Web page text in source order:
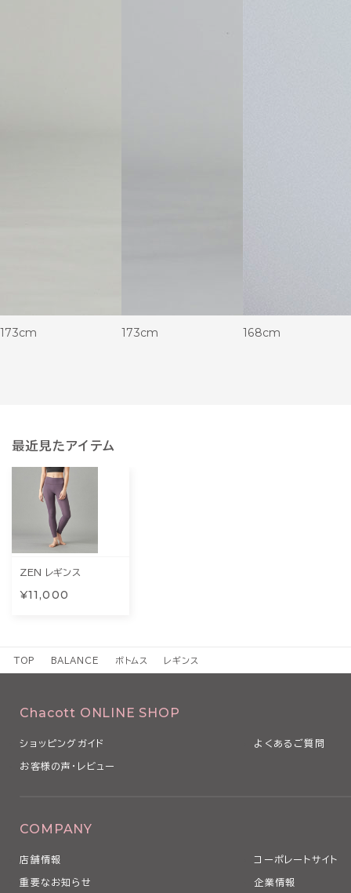
173cm 173cm 168cm
最近見たアイテム
ZEN レギンス
¥11,000
TOP BALANCE ボトムス レギンス
Chacott ONLINE SHOP
ショッピングガイド よくあるご質問
お客様の声・レビュー
COMPANY
店舗情報 コーポレートサイト
重要なお知らせ 企業情報